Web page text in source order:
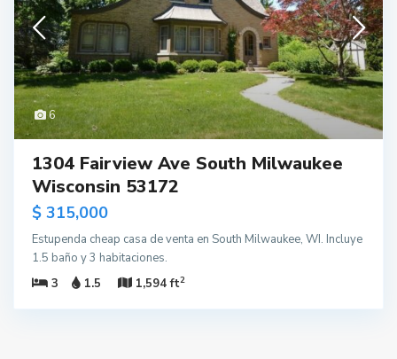
6
1304 Fairview Ave South Milwaukee
Wisconsin 53172
$ 315,000
Estupenda cheap casa de venta en South Milwaukee, WI. Incluye
1.5 baño y 3 habitaciones.
3
1.5 1,594 ft2